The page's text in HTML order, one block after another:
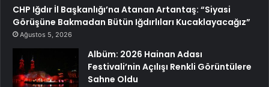
CHP Iğdır İl Başkanlığı’na Atanan Artantaş: “Siyasi
Görüşüne Bakmadan Bütün Iğdırlıları Kucaklayacağız”
Ağustos 5, 2026
Albüm: 2026 Hainan Adası
Festivali’nin Açılışı Renkli Görüntülere
Sahne Oldu